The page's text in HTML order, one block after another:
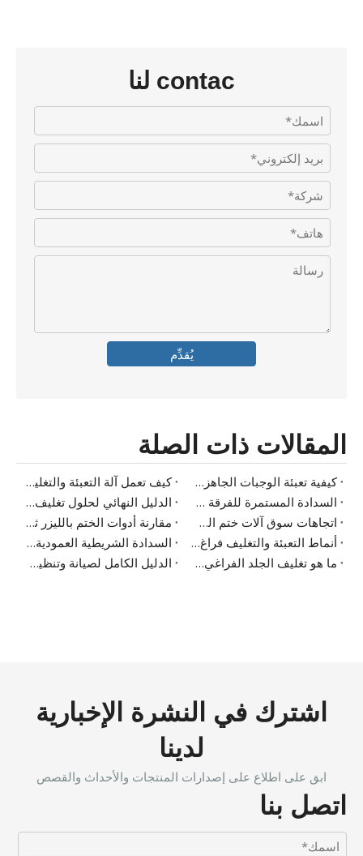
contac لنا
يُقدِّم
المقالات ذات الصلة
كيف تعمل آلة التعبئة والتغليف MAP للمنتجات الطازجة
كيفية تعبئة الوجبات الجاهزة للأكل
الدليل النهائي لحلول تغليف الوجبات الجاهزة
السدادة المستمرة للفرقة مقابل. مانع التسرب: الاختلافات الرئيسية وتطبيقات الصناعة
مقارنة أدوات الختم بالليزر ثاني أكسيد الكربون والأشعة فوق البنفسجية مع الطابعة للتغليف الحديث
اتجاهات سوق آلات ختم الصواني
السدادة الشريطية العمودية مقابل السدادة الأفقية – أيهما يجب أن تختار؟
أنماط التعبئة والتغليف فراغ 101
الدليل الكامل لصيانة وتنظيف آلات التعبئة والتغليف الفراغية
ما هو تغليف الجلد الفراغي؟ الفوائد والمعدات
اشترك في النشرة الإخبارية
لدينا
ابق على اطلاع على إصدارات المنتجات والأحداث والقصص
اتصل بنا